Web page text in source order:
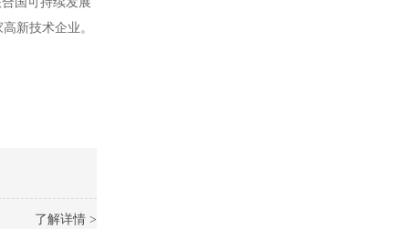
新技术企业。
了解详情 >